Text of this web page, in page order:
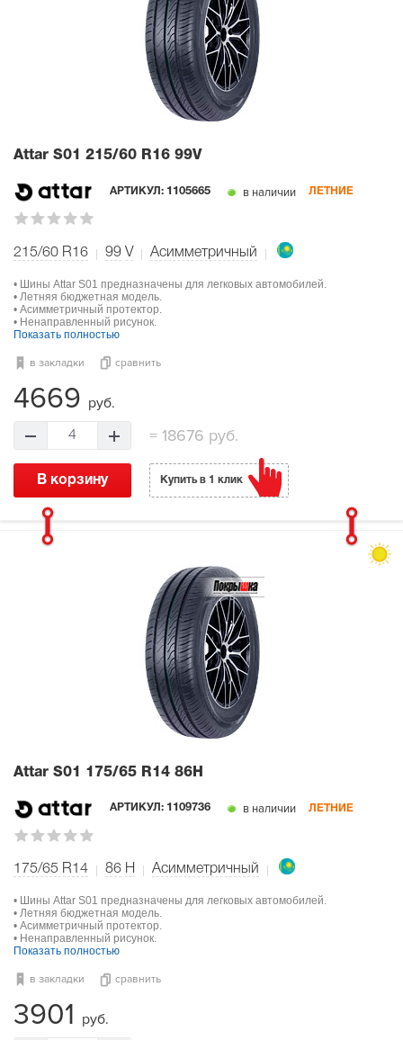
Attar S01 215/60 R16 99V
АРТИКУЛ: 1105665 в наличии ЛЕТНИЕ
215/60 R16 99 V Асимметричный
• Шины Attar S01 предназначены для легковых автомобилей.
• Летняя бюджетная модель.
• Асимметричный протектор.
• Ненаправленный рисунок.
Показать полностью
в закладки сравнить
4669 руб.
4 = 18676 руб.
В корзину Купить в 1 клик
Attar S01 175/65 R14 86H
АРТИКУЛ: 1109736 в наличии ЛЕТНИЕ
175/65 R14 86 H Асимметричный
• Шины Attar S01 предназначены для легковых автомобилей.
• Летняя бюджетная модель.
• Асимметричный протектор.
• Ненаправленный рисунок.
Показать полностью
в закладки сравнить
3901 руб.